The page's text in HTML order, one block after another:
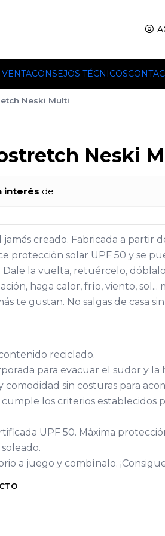
CONSEJOS TÉCNICOS
Neski Multi
Neski
interés de
jamás creado. Fabricada a partir
protección solar UPF 50 y se
Dale la vuelta, retuércelo,
haga calor, frío, viento, sol...
te gustan. No salgas de casa
reciclado.
para evacuar el sudor y la
comodidad sin costuras para
los criterios establecidos
UPF 50. Máxima
a juego y combínalo.